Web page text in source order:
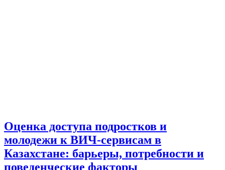
Оценка доступа подростков и
молодежи к ВИЧ-сервисам в
Казахстане: барьеры, потребности и
поведенческие факторы